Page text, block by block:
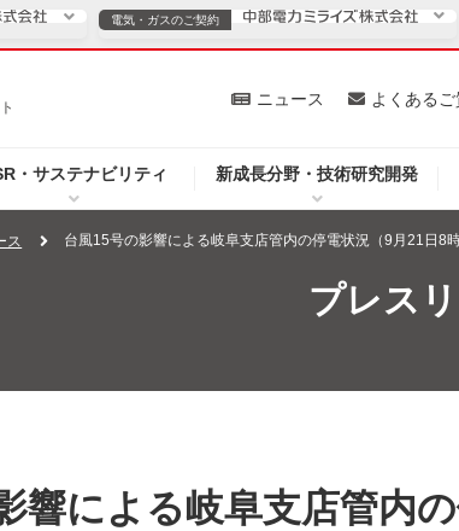
・サステナビリティ 新成長分野・技術研究開発
ニュース よくある
ご案内
電気・ガスのご契約
スのご契約
個人のお客さま
ス 台風15号の影響による岐阜支店管内の停電状況（9月21日8時
プレス
響による岐阜支店管内